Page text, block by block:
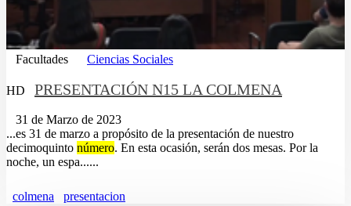
Facultades Ciencias Sociales
HD PRESENTACIÓN N15 LA COLMENA
31 de Marzo de 2023
...es 31 de marzo a propósito de la presentación de nuestro
decimoquinto número. En esta ocasión, serán dos mesas. Por la
noche, un espa......
colmena presentacion